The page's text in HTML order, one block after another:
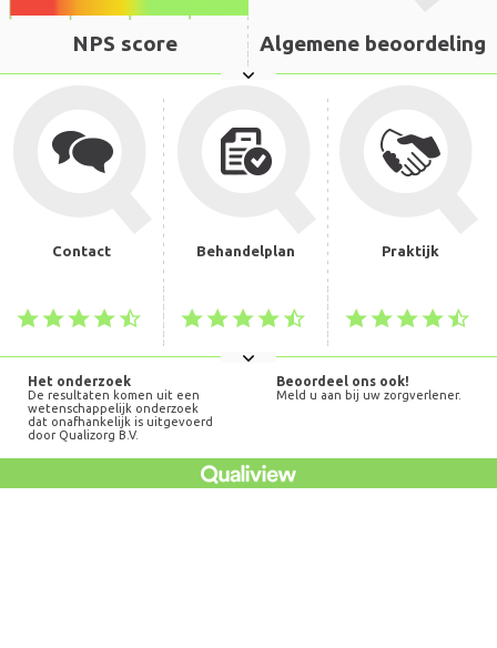
NPS score Algemene beoordeling
Contact Behandelplan Praktijk
Het onderzoek
De resultaten komen uit een
wetenschappelijk onderzoek
dat onafhankelijk is uitgevoerd
door Qualizorg B.V.
Beoordeel ons ook!
Meld u aan bij uw zorgverlener.